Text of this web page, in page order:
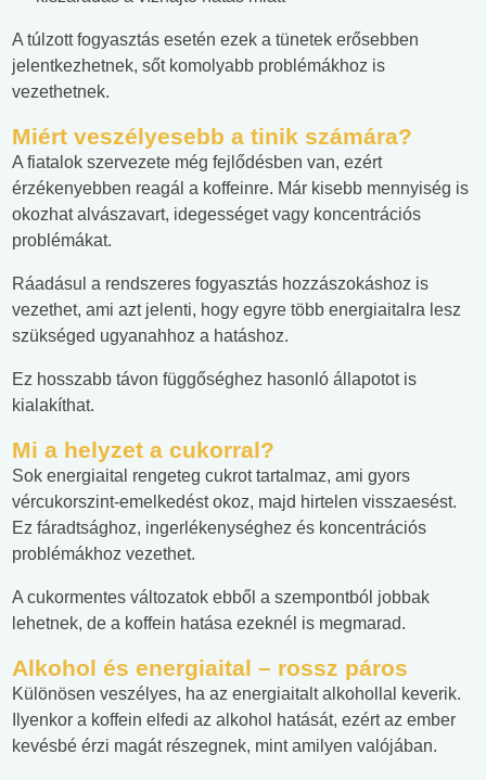
A túlzott fogyasztás esetén ezek a tünetek erősebben
jelentkezhetnek, sőt komolyabb problémákhoz is
vezethetnek.
Miért veszélyesebb a tinik számára?
A fiatalok szervezete még fejlődésben van, ezért
érzékenyebben reagál a koffeinre. Már kisebb mennyiség is
okozhat alvászavart, idegességet vagy koncentrációs
problémákat.
Ráadásul a rendszeres fogyasztás hozzászokáshoz is
vezethet, ami azt jelenti, hogy egyre több energiaitalra lesz
szükséged ugyanahhoz a hatáshoz.
Ez hosszabb távon függőséghez hasonló állapotot is
kialakíthat.
Mi a helyzet a cukorral?
Sok energiaital rengeteg cukrot tartalmaz, ami gyors
vércukorszint-emelkedést okoz, majd hirtelen visszaesést.
Ez fáradtsághoz, ingerlékenységhez és koncentrációs
problémákhoz vezethet.
A cukormentes változatok ebből a szempontból jobbak
lehetnek, de a koffein hatása ezeknél is megmarad.
Alkohol és energiaital – rossz páros
Különösen veszélyes, ha az energiaitalt alkohollal keverik.
Ilyenkor a koffein elfedi az alkohol hatását, ezért az ember
kevésbé érzi magát részegnek, mint amilyen valójában.